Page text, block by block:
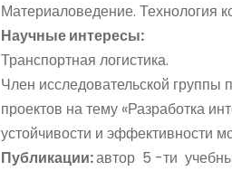
Материаловедение. Технология
Научные интересы:
Транспортная логистика.
Член исследовательской
проектов на тему «Разработка
устойчивости и эффективности
Публикации:автор 5 -ти